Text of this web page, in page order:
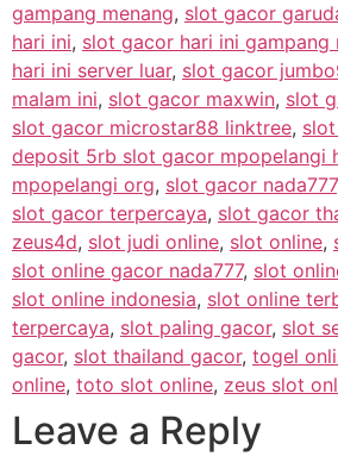
gampang menang, slot gacor
hari ini, slot gacor hari ini gampang
hari ini server luar, slot gacor
malam ini, slot gacor maxwin, slot
slot gacor microstar88 linktree,
deposit 5rb slot gacor mpopelangi
mpopelangi org, slot gacor nada777
slot gacor terpercaya, slot gacor
zeus4d, slot judi online, slot online,
slot online gacor nada777, slot
slot online indonesia, slot online
terpercaya, slot paling gacor, slot
gacor, slot thailand gacor, togel
online, toto slot online, zeus slot
Leave a Reply